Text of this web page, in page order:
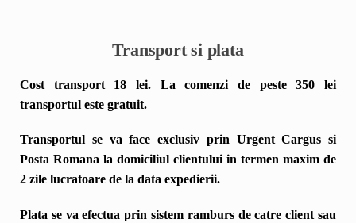
Transport si plata
Cost transport 18 lei. La comenzi de peste 350 lei
transportul este gratuit.
Transportul se va face exclusiv prinUrgent Cargus si
Posta Romana la domiciliul clientului in termen maxim de
2 zile lucratoare de la data expedierii.
Plata se va efectua prin sistem ramburs de catre client sau